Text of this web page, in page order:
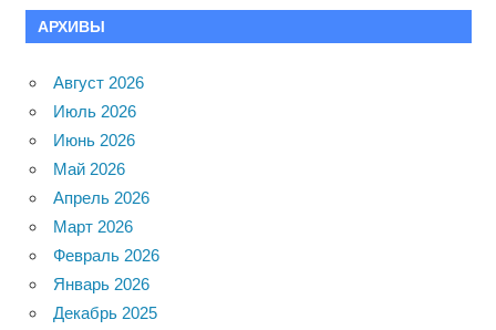
АРХИВЫ
Август 2026
Июль 2026
Июнь 2026
Май 2026
Апрель 2026
Март 2026
Февраль 2026
Январь 2026
Декабрь 2025